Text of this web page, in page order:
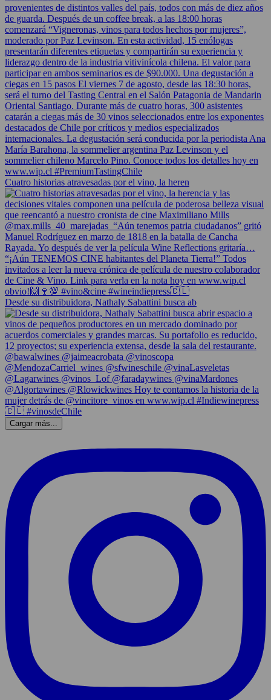
Cuatro historias atravesadas por el vino, la heren
Desde su distribuidora, Nathaly Sabattini busca ab
Cargar más...